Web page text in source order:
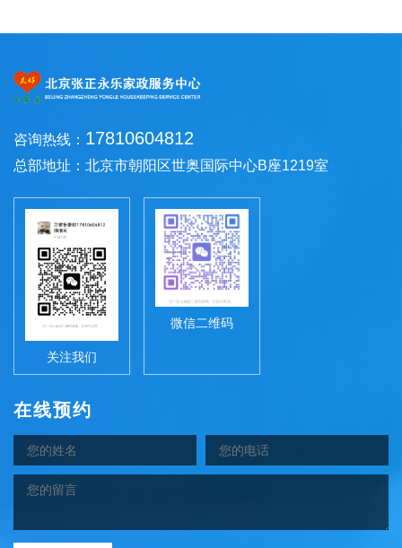
咨询热线： 17810604812
总部地址：北京市朝阳区世奥国际中心B座1219室
关注我们
微信二维码
在线预约